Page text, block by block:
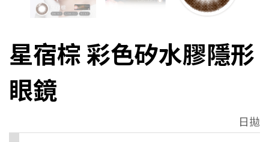
星宿棕 彩色矽水膠隱形
眼鏡
日拋